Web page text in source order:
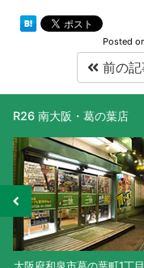
Posted
前の
R26 南大阪・葛の葉店